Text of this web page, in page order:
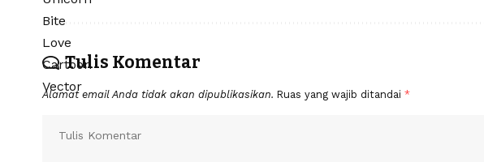
Tulis Komentar
Alamat email Anda tidak akan dipublikasikan. Ruas yang wajib ditandai *